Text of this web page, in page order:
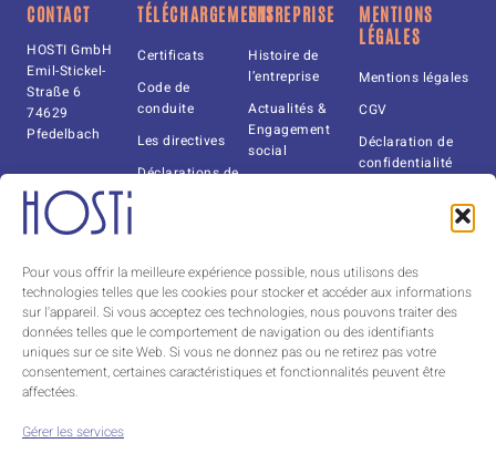
Pour vous offrir la meilleure expérience possible, nous utilisons des
technologies telles que les cookies pour stocker et accéder aux informations
sur l'appareil. Si vous acceptez ces technologies, nous pouvons traiter des
données telles que le comportement de navigation ou des identifiants
uniques sur ce site Web. Si vous ne donnez pas ou ne retirez pas votre
consentement, certaines caractéristiques et fonctionnalités peuvent être
affectées.
Gérer les services
CONTACT
HOSTI GmbH
Emil-Stickel-
Straße 6
74629
Pfedelbach
7941-6092-0
Fax +49(0)
info@hosti.de
Contact
Tchéquie
HOSTI CZ s.r.o.
Tel.+420 491
424 395
TÉLÉCHARGEMENTS
Certificats
Code de
conduite
Les directives
Déclarations de
À propos de
nous
ENTREPRISE
Histoire de
l’entreprise
Actualités &
Engagement
social
MENTIONS
LÉGALES
Mentions légales
CGV
Déclaration de
confidentialité